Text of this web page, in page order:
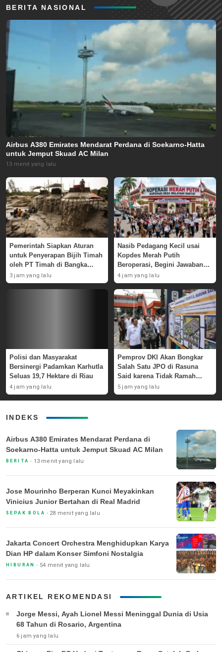
BERITA NASIONAL
Airbus A380 Emirates Mendarat Perdana di Soekarno-Hatta
untuk Jemput Skuad AC Milan
13 menit yang lalu
Pemerintah Siapkan Aturan
untuk Penyerapan Bijih Timah
oleh PT Timah di Bangka
Belitung
3 jam yang lalu
Nasib Pedagang Kecil usai
Kopdes Merah Putih
Beroperasi, Begini Jawaban
Pemerintah
4 jam yang lalu
Polisi dan Masyarakat
Bersinergi Padamkan Karhutla
Seluas 19,7 Hektare di Riau
4 jam yang lalu
Pemprov DKI Akan Bongkar
Salah Satu JPO di Rasuna
Said karena Tidak Ramah
Disabilitas
5 jam yang lalu
INDEKS
Airbus A380 Emirates Mendarat Perdana di
Soekarno-Hatta untuk Jemput Skuad AC Milan
BERITA 13 menit yang lalu
Jose Mourinho Berperan Kunci Meyakinkan
Vinicius Junior Bertahan di Real Madrid
SEPAK BOLA 28 menit yang lalu
Jakarta Concert Orchestra Menghidupkan Karya
Dian HP dalam Konser Simfoni Nostalgia
HIBURAN 54 menit yang lalu
ARTIKEL REKOMENDASI
Jorge Messi, Ayah Lionel Messi Meninggal Dunia di Usia
68 Tahun di Rosario, Argentina
6 jam yang lalu